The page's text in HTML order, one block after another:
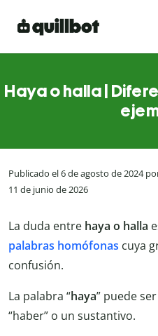
Haya o halla |
Publicado el 6 de agosto de 2024
11 de junio de 2026
La duda entre haya o halla
palabras homófonas cuya
confusión.
La palabra “haya” puede
“haber” o un sustantivo.